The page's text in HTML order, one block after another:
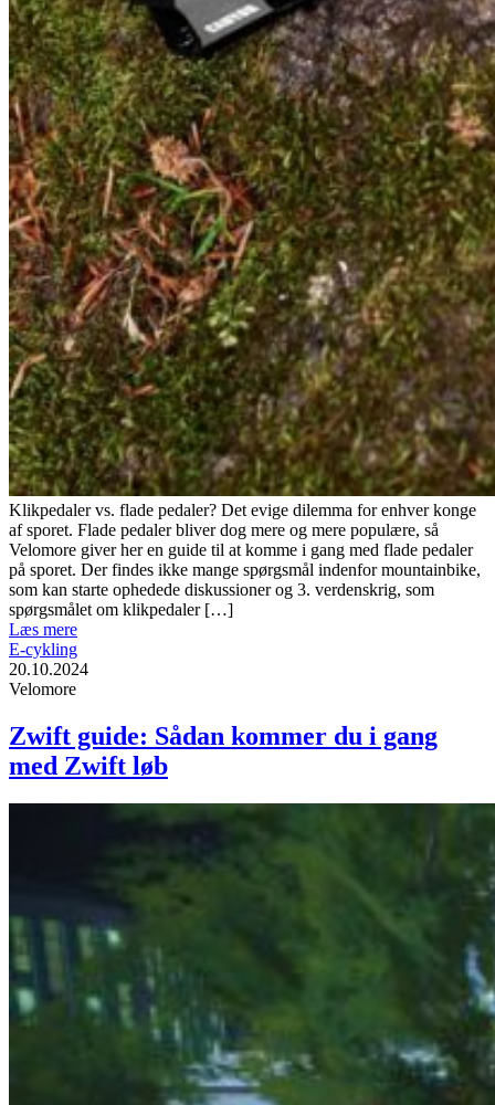
Klikpedaler vs. flade pedaler? Det evige dilemma for enhver konge
af sporet. Flade pedaler bliver dog mere og mere populære, så
Velomore giver her en guide til at komme i gang med flade pedaler
på sporet. Der findes ikke mange spørgsmål indenfor mountainbike,
som kan starte ophedede diskussioner og 3. verdenskrig, som
spørgsmålet om klikpedaler […]
Læs mere
E-cykling
20.10.2024
Velomore
Zwift guide: Sådan kommer du i gang
med Zwift løb